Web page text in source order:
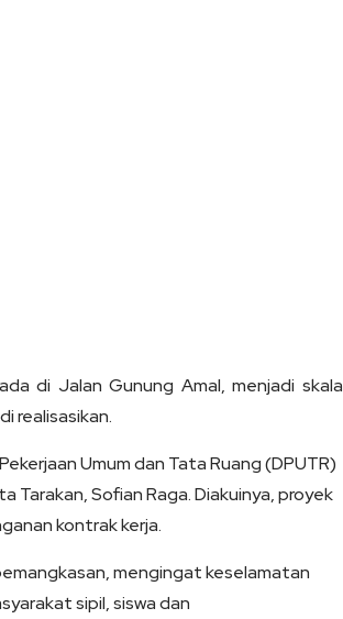
di Jalan Gunung Amal, menjadi skala
realisasikan.
Umum dan Tata Ruang (DPUTR)
Tarakan, Sofian Raga. Diakuinya, proyek
kontrak kerja.
mengingat keselamatan
sipil, siswa dan